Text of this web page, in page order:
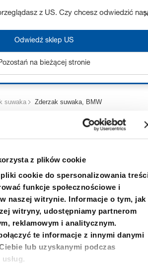
z plików cookie
cookie do spersonalizowania
funkcje społecznościowe i
naszej witrynie. Informacje o tym, jak
witryny, udostępniamy partnerom
reklamowym i analitycznym.
te informacje z innymi danymi
lub uzyskanymi podczas
– kliknij tutaj, aby dowiedzieć się więcej
suwaka Zderzak suwaka, BMW
BMW
z US. Czy chcesz odwiedzić
Odwiedź sklep US
na bieżącej stronie